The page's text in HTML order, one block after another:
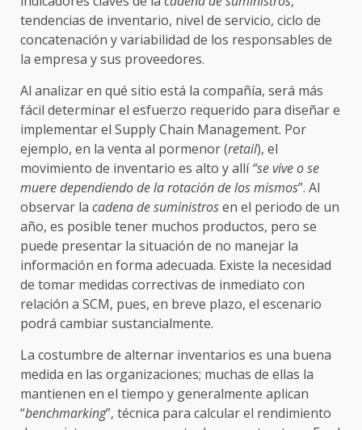
tendencias de inventario, nivel de servicio, ciclo de
concatenación y variabilidad de los responsables de
la empresa y sus proveedores.
Al analizar en qué sitio está la compañía, será más
fácil determinar el esfuerzo requerido para diseñar e
implementar el Supply Chain Management. Por
ejemplo, en la venta al pormenor (retail), el
movimiento de inventario es alto y allí“se vive o se
muere dependiendo de la rotación de los mismos”. Al
observar la cadena de suministrosen el periodo de un
año, es posible tener muchos productos, pero se
puede presentar la situación de no manejar la
información en forma adecuada. Existe la necesidad
de tomar medidas correctivas de inmediato con
relación a SCM, pues, en breve plazo, el escenario
podrá cambiar sustancialmente.
La costumbre de alternar inventarios es una buena
medida en las organizaciones; muchas de ellas la
mantienen en el tiempo y generalmente aplican
“benchmarking”, técnica para calcular el rendimiento